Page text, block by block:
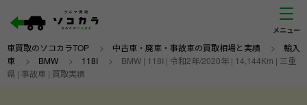
車買取のソコカラTOP > 中古車・廃車・事故車の買取相場と実績 > 輸入
車 > BMW > 118I > BMW | 118I | 令和2年/2020年 | 14,144Km | 三重
県 | 事故車 | 買取実績